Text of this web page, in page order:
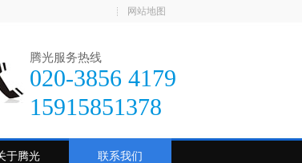
网站地图
腾光服务热线
020-3856 4179
15915851378
于腾光 联系我们